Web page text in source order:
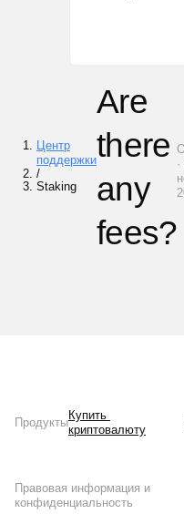
Центр
поддержки
/
Staking
Are
there
any
fees?
Продукты
Купить
криптовалюту
Правовая информация и
конфиденциальность